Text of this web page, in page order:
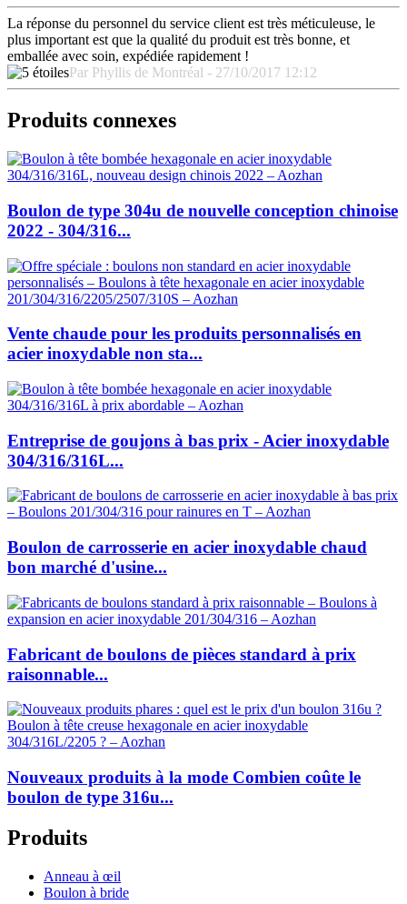
La réponse du personnel du service client est très méticuleuse, le
plus important est que la qualité du produit est très bonne, et
emballée avec soin, expédiée rapidement !
Par Phyllis de Montréal - 27/10/2017 12:12
Produits connexes
Boulon de type 304u de nouvelle conception chinoise
2022 - 304/316...
Vente chaude pour les produits personnalisés en
acier inoxydable non sta...
Entreprise de goujons à bas prix - Acier inoxydable
304/316/316L...
Boulon de carrosserie en acier inoxydable chaud
bon marché d'usine...
Fabricant de boulons de pièces standard à prix
raisonnable...
Nouveaux produits à la mode Combien coûte le
boulon de type 316u...
Produits
Anneau à œil
Boulon à bride